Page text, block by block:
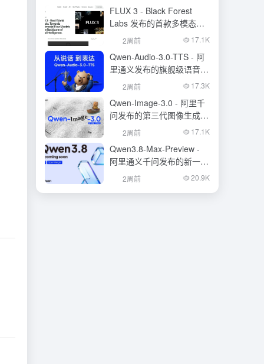
FLUX 3 - Black Forest
Labs 发布的首款多模态基
础模型
2周前 17.1K
Qwen-Audio-3.0-TTS - 阿
里通义发布的旗舰级语音合
成大模型
2周前 17.3K
Qwen-Image-3.0 - 阿里千
问发布的第三代图像生成基
础模型
2周前 17.1K
Qwen3.8-Max-Preview -
阿里通义千问发布的新一代
旗舰大模型
2周前 20.9K